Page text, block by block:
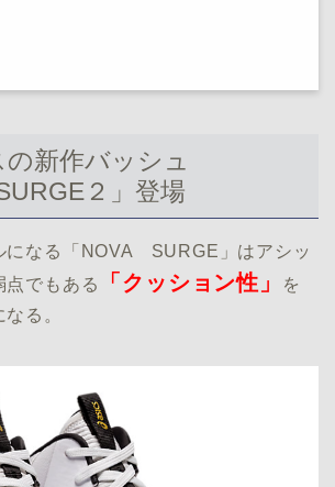
新作バッシュ
２」登場
になる「NOVA SURGE」はアシッ
点でもある
「クッション性」
を
る。